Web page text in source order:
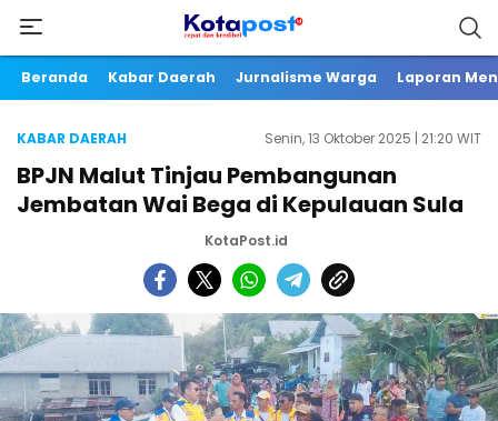
Beranda Kabar Daerah Jurnalisme Warga Laporan
KABAR DAERAH Senin, 13 Oktober 2025 | 21:20 WIT
BPJN Malut Tinjau Pembangunan
Jembatan Wai Bega di Kepulauan Sula
KotaPost.id